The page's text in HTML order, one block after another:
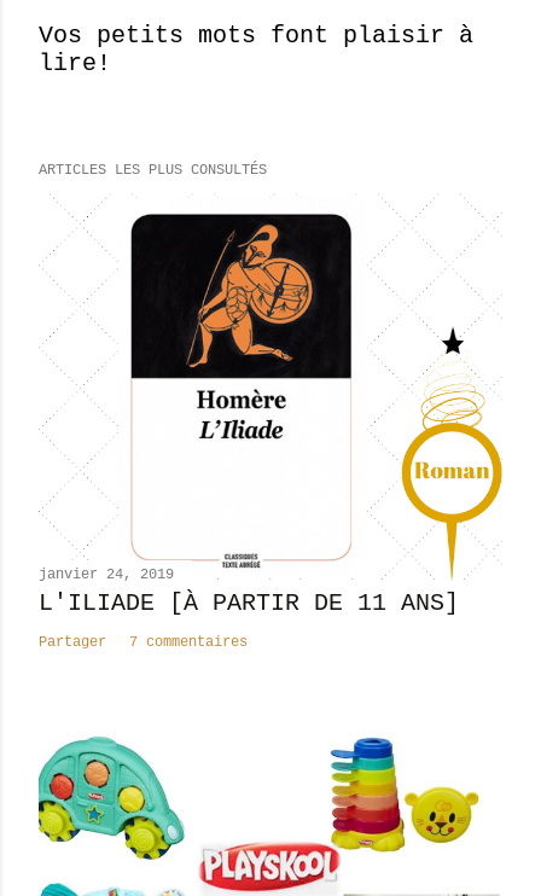
E
g
t
r
c
m
n
t
i
Vos petits mots font plaisir à
lire!
ARTICLES LES PLUS CONSULTÉS
janvier 24, 2019
L'ILIADE [À PARTIR DE 11 ANS]
Partager 7 commentaires